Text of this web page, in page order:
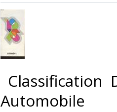
Classification
Automobile‎